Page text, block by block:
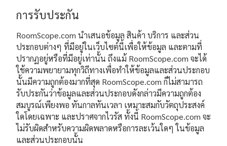
การรับประกัน
RoomScope.com นำเสนอข้อมูล สินค้า บริการ และส่วน
ประกอบต่างๆ ที่มีอยู่ในเว็บไซต์นี้เพื่อให้ข้อมูล และตามที่
ปรากฏอยู่หรือที่มีอยู่เท่านั้น ถึงแม้ RoomScope.com จะได้
ใช้ความพยายามทุกวิถีทางเพื่อทำให้ข้อมูลและส่วนประกอบ
นั้นมีความถูกต้องมากที่สุด RoomScope.com ก็ไม่สามารถ
รับประกันว่าข้อมูลและส่วนประกอบดังกล่าวมีความถูกต้อง
สมบูรณ์เพียงพอ ทันกาลทันเวลา เหมาะสมกับวัตถุประสงค์
ใดโดยเฉพาะ และปราศจากไวรัส ทั้งนี้ RoomScope.com จะ
ไม่รับผิดสำหรับความผิดพลาดหรือการละเว้นใดๆ ในข้อมูล
และส่วนประกอบนั้น